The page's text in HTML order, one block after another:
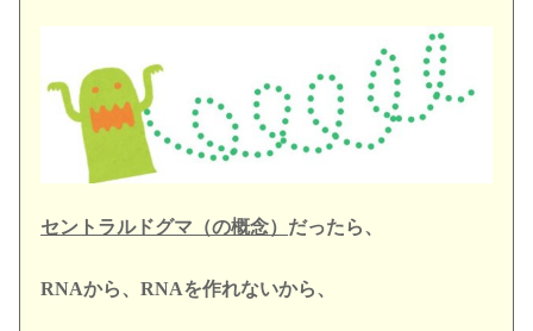
セントラルドグマ（の概念） だったら、
RNAから、RNAを作れないから、